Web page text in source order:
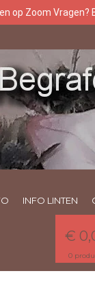
op Zoom Vragen?
INFO LINTEN
€
0